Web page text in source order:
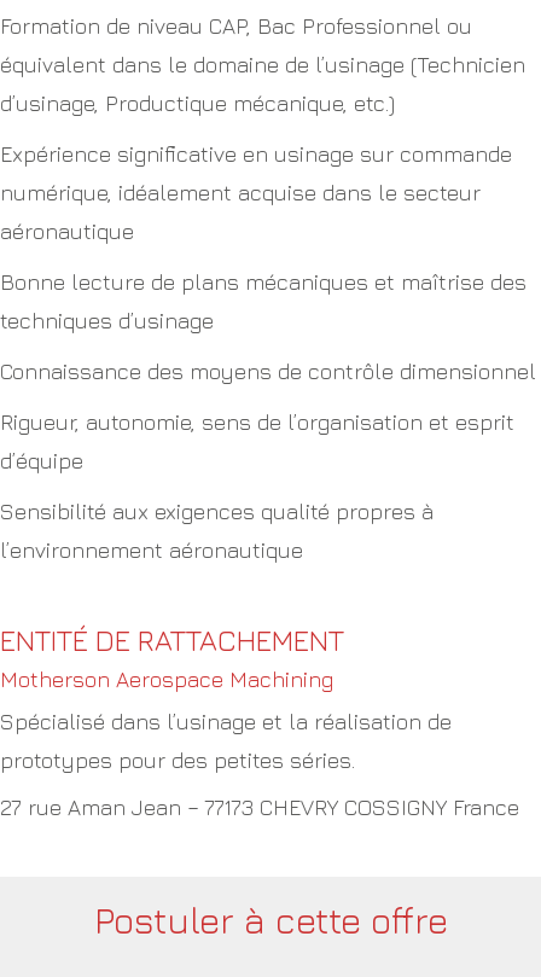
Formation de niveau CAP, Bac Professionnel ou
équivalent dans le domaine de l’usinage (Technicien
d’usinage, Productique mécanique, etc.)
Expérience significative en usinage sur commande
numérique, idéalement acquise dans le secteur
aéronautique
Bonne lecture de plans mécaniques et maîtrise des
techniques d’usinage
Connaissance des moyens de contrôle dimensionnel
Rigueur, autonomie, sens de l’organisation et esprit
d’équipe
Sensibilité aux exigences qualité propres à
l’environnement aéronautique
ENTITÉ DE RATTACHEMENT
Motherson Aerospace Machining
Spécialisé dans l’usinage et la réalisation de
prototypes pour des petites séries.
27 rue Aman Jean – 77173 CHEVRY COSSIGNY France
Postuler à cette offre